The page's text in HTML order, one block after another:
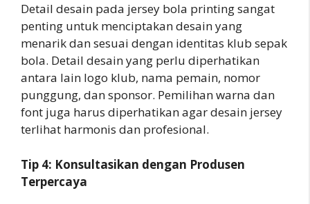
Detail desain pada jersey bola printing sangat
penting untuk menciptakan desain yang
menarik dan sesuai dengan identitas klub sepak
bola. Detail desain yang perlu diperhatikan
antara lain logo klub, nama pemain, nomor
punggung, dan sponsor. Pemilihan warna dan
font juga harus diperhatikan agar desain jersey
terlihat harmonis dan profesional.
Tip 4: Konsultasikan dengan Produsen
Terpercaya